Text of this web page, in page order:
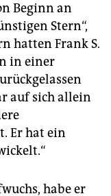
Beginn an
Stern“,
hatten Frank S.
in einer
auf sich allein
Er hat ein
habe er